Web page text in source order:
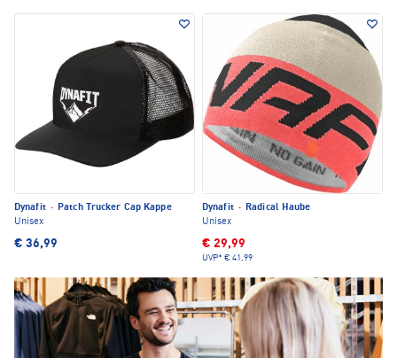
Dynafit ·
Patch Trucker Cap Kappe
Unisex
€ 36,99
Dynafit ·
Radical Haube
Unisex
€ 29,99
UVP* € 41,99